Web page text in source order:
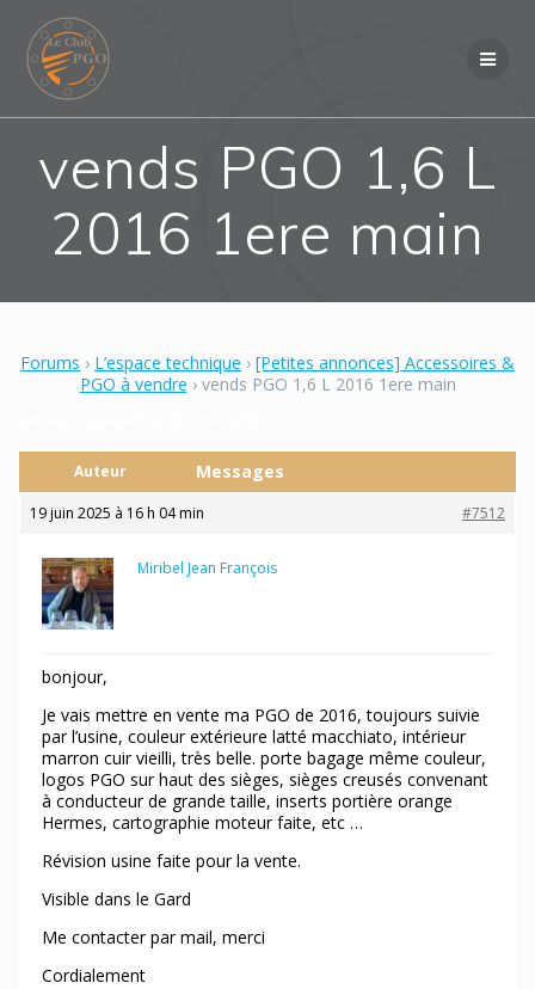
vends PGO 1,6 L
2016 1ere main
Forums › L’espace technique › [Petites annonces] Accessoires &
PGO à vendre › vends PGO 1,6 L 2016 1ere main
Auteur Messages
19 juin 2025 à 16 h 04 min #7512
Miribel Jean François
bonjour,
Je vais mettre en vente ma PGO de 2016, toujours suivie
par l’usine, couleur extérieure latté macchiato, intérieur
marron cuir vieilli, très belle. porte bagage même couleur,
logos PGO sur haut des sièges, sièges creusés convenant
à conducteur de grande taille, inserts portière orange
Hermes, cartographie moteur faite, etc …
Révision usine faite pour la vente.
Visible dans le Gard
Me contacter par mail, merci
Cordialement